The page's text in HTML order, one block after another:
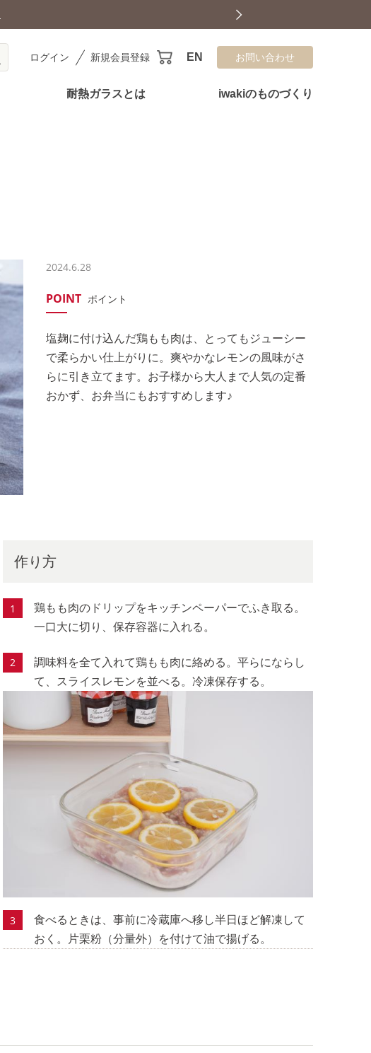
ログイン 新規会員登録 EN お問い合わせ
耐熱ガラスとは iwakiのものづくり
2024.6.28
POINT ポイント
塩麹に付け込んだ鶏もも肉は、とってもジューシー
で柔らかい仕上がりに。爽やかなレモンの風味がさ
らに引き立てます。お子様から大人まで人気の定番
おかず、お弁当にもおすすめします♪
作り方
鶏もも肉のドリップをキッチンペーパーでふき取る。
一口大に切り、保存容器に入れる。
調味料を全て入れて鶏もも肉に絡める。平らにならし
て、スライスレモンを並べる。冷凍保存する。
食べるときは、事前に冷蔵庫へ移し半日ほど解凍して
おく。片栗粉（分量外）を付けて油で揚げる。